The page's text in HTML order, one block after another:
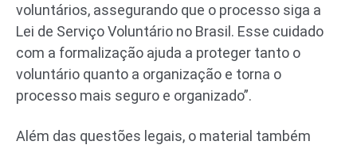
voluntários, assegurando que o processo siga a
Lei de Serviço Voluntário no Brasil. Esse cuidado
com a formalização ajuda a proteger tanto o
voluntário quanto a organização e torna o
processo mais seguro e organizado”.
Além das questões legais, o material também